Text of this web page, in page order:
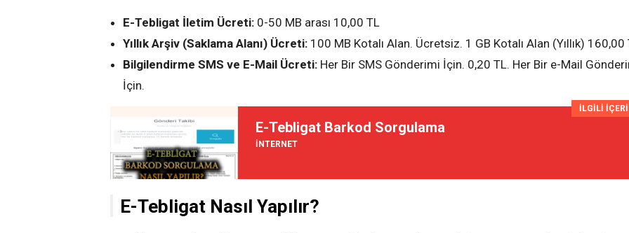
E-Tebligat İletim Ücreti: 0-50 MB arası 10,00 TL
Yıllık Arşiv (Saklama Alanı) Ücreti: 100 MB Kotalı Alan. Ücretsiz. 1 GB Kotalı Alan (Yıllık) 160,00
Bilgilendirme SMS ve E-Mail Ücreti: Her Bir SMS Gönderimi İçin. 0,20 TL. Her Bir e-Mail
İçin.
İLGİLİ
E-Tebligat Barkod Sorgulama
İNTERNET
E-Tebligat Nasıl Yapılır?